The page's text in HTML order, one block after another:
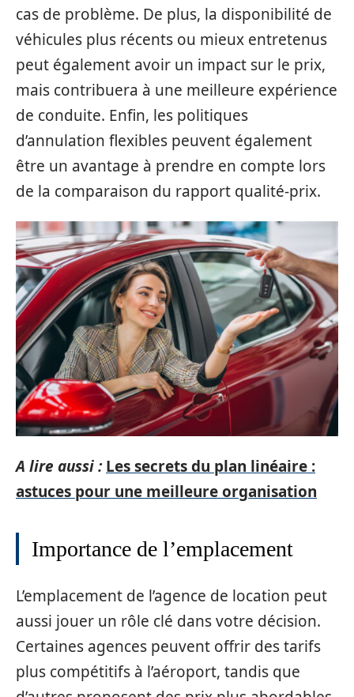
cas de problème. De plus, la disponibilité de
véhicules plus récents ou mieux entretenus
peut également avoir un impact sur le prix,
mais contribuera à une meilleure expérience
de conduite. Enfin, les politiques
d’annulation flexibles peuvent également
être un avantage à prendre en compte lors
de la comparaison du rapport qualité-prix.
A lire aussi : Les secrets du plan linéaire :
astuces pour une meilleure organisation
Importance de l’emplacement
L’emplacement de l’agence de location peut
aussi jouer un rôle clé dans votre décision.
Certaines agences peuvent offrir des tarifs
plus compétitifs à l’aéroport, tandis que